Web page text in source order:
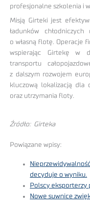
profesjonalne szkolenia i
Misją Girteki jest
ładunków
o własną flotę. Operacje
wspierając Girtekę w
transportu
z dalszym rozwojem
kluczową lokalizacją dla
oraz utrzymania floty.
Źródło: Girteka
Powiązane wpisy:
decyduje o wyniku.
Polscy eksporterzy
Nowe suwnice